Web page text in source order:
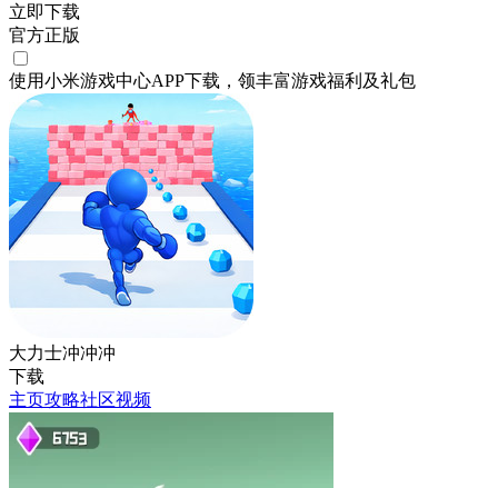
立即下载
官方正版
使用小米游戏中心APP下载 ，领丰富游戏福利 及礼包
大力士冲冲冲
下载
主页攻略社区视频